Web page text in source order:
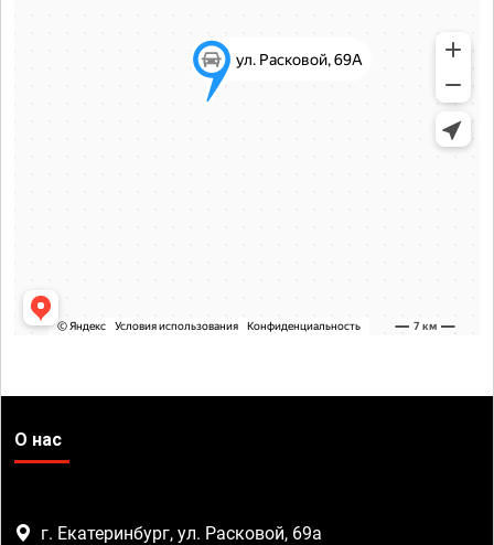
О нас
г. Екатеринбург, ул. Расковой, 69а